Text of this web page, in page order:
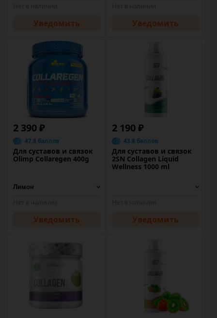
Уведомить Уведомить
2 390 ₽
47.8 баллов
Для суставов и связок
Olimp Collaregen 400g
Уведомить
2 190 ₽
43.8 баллов
Для суставов и связок
2SN Collagen Liquid
Wellness 1000 ml
Уведомить